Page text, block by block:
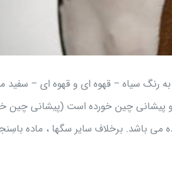
سیاه – قهوه ای و قهوه ای – سفید
و پیشانی چین خورده است (پیشانی چین
می باشد. برخلاف سایر سگها ، ماده